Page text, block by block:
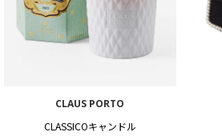
CLAUS PORTO
CLASSICOキャンドル